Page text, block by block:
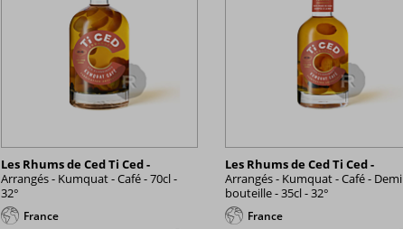
Les Rhums de Ced Ti Ced -
Arrangés - Kumquat - Café - 70cl -
32°
France
Les Rhums de Ced Ti Ced -
Arrangés - Kumquat - Café - Demi
bouteille - 35cl - 32°
France